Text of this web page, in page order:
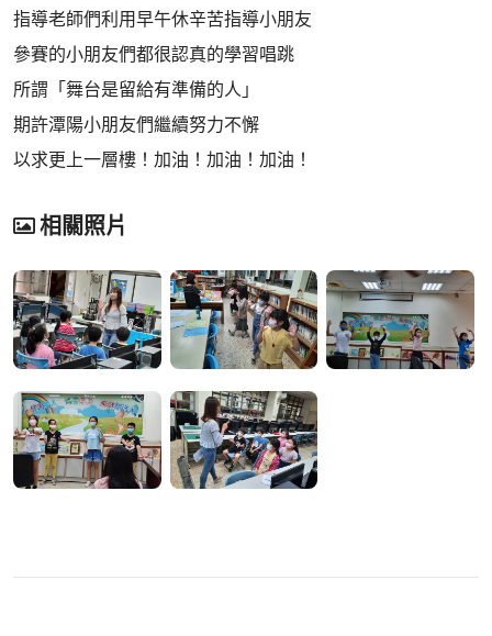
指導老師們利用早午休辛苦指導小朋友
參賽的小朋友們都很認真的學習唱跳
所謂「舞台是留給有準備的人」
期許潭陽小朋友們繼續努力不懈
以求更上一層樓！加油！加油！加油！
相關照片